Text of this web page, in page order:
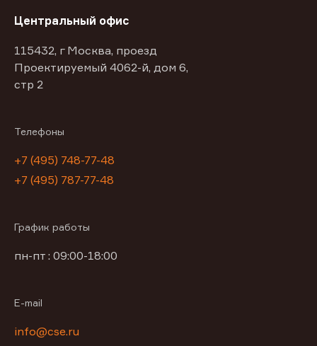
Центральный офис
115432, г Москва, проезд
Проектируемый 4062-й, дом 6,
стр 2
Телефоны
+7 (495) 748-77-48
+7 (495) 787-77-48
График работы
пн-пт : 09:00-18:00
E-mail
info@cse.ru